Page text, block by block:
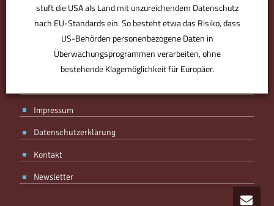
BMV ist der Bürodesigner. Der Partner für den perfekten Standort.
Derjenige, der Sie optimal ausstattet, individuell berät. Plant, was
für Sie zählt – von Anfang an. Ohne Kompromisse, aber mit
Know-how, Designgefühl und Erfahrung. Ihr Partner, mit Spaß an
Impressum
Datenschutzerklärung
Kontakt
Newsletter
stuft die USA als Land mit unzureichendem Datenschutz
nach EU-Standards ein. So besteht etwa das Risiko, dass
US-Behörden personenbezogene Daten in
Überwachungsprogrammen verarbeiten, ohne
bestehende Klagemöglichkeit für Europäer.